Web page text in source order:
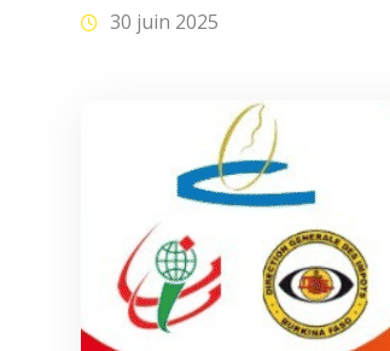
30 juin 2025